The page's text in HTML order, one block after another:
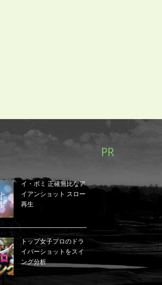
イ・ボミ 正確無比なア
イアンショット スロー
再生
トップ女子プロのドラ
イバーショットをスイ
ング分析
PR